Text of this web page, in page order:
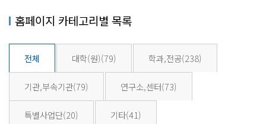
홈페이지 카테고리별 목록
전체 대학(원)(79) 학과,전공(238)
기관,부속기관(79) 연구소,센터(73)
특별사업단(20) 기타(41)